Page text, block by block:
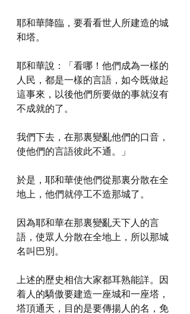
耶和華降臨，要看看世人所建造的城
和塔。
耶和華說：「看哪！他們成為一樣的
人民，都是一樣的言語，如今既做起
這事來，以後他們所要做的事就沒有
不成就的了。
我們下去，在那裏變亂他們的口音，
使他們的言語彼此不通。」
於是，耶和華使他們從那裏分散在全
地上，他們就停工不造那城了。
因為耶和華在那裏變亂天下人的言
語，使眾人分散在全地上，所以那城
名叫巴別。
上述的歷史相信大家都耳熟能詳。因
着人的驕傲要建造一座城和一座塔，
塔頂通天，目的是要傳揚人的名，免